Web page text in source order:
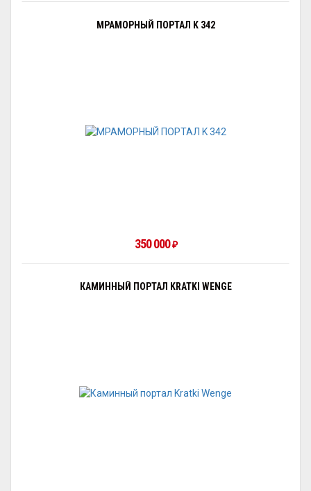
МРАМОРНЫЙ ПОРТАЛ K 342
350 000₽
КАМИННЫЙ ПОРТАЛ KRATKI WENGE